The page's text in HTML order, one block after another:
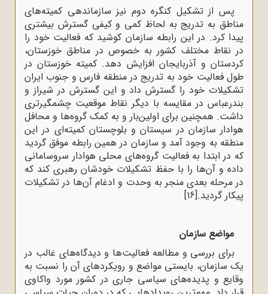
پس از تشکیل کنگره دوم نیز سازماندهی کمیته‌های
مناطق به تدریج به لحاظ کمی و کیفی گسترش بیشتری
پیدا کرد. در این رابطه سازمان کوشید که فعالیت خود را
در نقاط مختلف کشور به‌ خصوص در مناطق خوزستان،
کردستان و آذربایجان افزایش دهد. کمیته خوزستان در
طول فعالیت خود به تدریج در منطقه فارس و جنوب ایران
تشکیلات خود را گسترش داد و این گسترش در شیراز و
بندرعباس در مقایسه با دیگر نقاط موقعیت چشمگیر‌تری
داشت. همچنین برای اولین‌بار و به کمک گروه‌ها و محافل
هوادار سازمان در سیستان و بلوچستان کمیته‌ای در این
منطقه به وجود آمد و سازمان در همین رابطه موفق گردید
که در ابتدا به فعالیت گروه‌های محلی هوادار سروسامانی
داده و آن‌ها را با حفظ تشکیلات خودشان رهبری کند که
در مرحله بعدی منجر به وحدت و ادغام آن‌ها در تشکیلات
پیکار گردید.[16]
مواضع سازمان
برای بررسی و مطالعه فعالیت‌ها و دیدگاه‌های غالب در
یک سازمان، بایستی مواضع و رویکردهای آن را نسبت به
وقایع و پدیده‌‌های سیاسی جاری در کشور مورد واکاوی